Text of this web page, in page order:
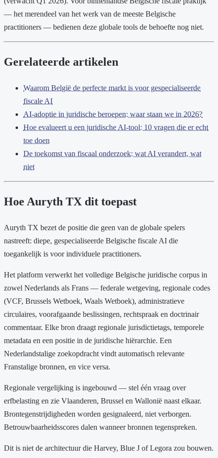
— het merendeel van het werk van de meeste Belgische
practitioners — bedienen deze globale tools de behoefte nog niet.
Gerelateerde artikelen
Waarom België de perfecte markt is voor gespecialiseerde
fiscale AI
AI-adoptie in juridische beroepen: waar staan we in 2026?
Hoe evalueert u een juridische AI-tool: 10 vragen die er echt
toe doen
De toekomst van fiscaal onderzoek: wat AI verandert, wat
niet
Hoe Auryth TX dit toepast
Auryth TX bezet de positie die geen van de globale spelers
nastreeft: diepe, gespecialiseerde Belgische fiscale AI die
toegankelijk is voor individuele practitioners.
Het platform verwerkt het volledige Belgische juridische corpus in
zowel Nederlands als Frans — federale wetgeving, regionale codes
(VCF, Brussels Wetboek, Waals Wetboek), administratieve
circulaires, voorafgaande beslissingen, rechtspraak en doctrinair
commentaar. Elke bron draagt regionale jurisdictietags, temporele
metadata en een positie in de juridische hiërarchie. Een
Nederlandstalige zoekopdracht vindt automatisch relevante
Franstalige bronnen, en vice versa.
Regionale vergelijking is ingebouwd — stel één vraag over
erfbelasting en zie Vlaanderen, Brussel en Wallonië naast elkaar.
Brontegenstrijdigheden worden gesignaleerd, niet verborgen.
Betrouwbaarheidsscores dalen wanneer bronnen tegenspreken.
Dit is niet de architectuur die Harvey, Blue J of Legora zou bouwen.